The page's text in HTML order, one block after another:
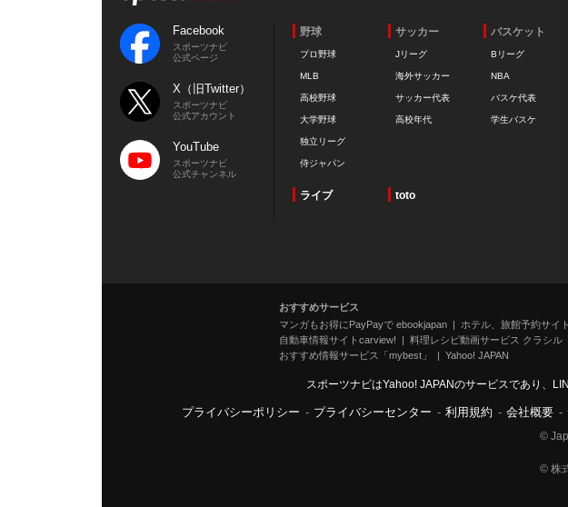
Facebook
スポーツナビ
公式ページ
X（旧Twitter）
スポーツナビ
公式アカウント
YouTube
スポーツナビ
公式チャンネル
野球
プロ野球
MLB
高校野球
大学野球
独立リーグ
侍ジャパン
サッカー
Jリーグ
海外サッカー
サッカー代表
高校年代
バスケット
Bリーグ
NBA
バスケ代表
学生バスケ
ライブ toto
おすすめサービス
マンガもお得にPayPayで ebookjapan
ホテル、旅館予約サ
自動車情報サイトcarview!
料理レシピ動画サービス クラシル
おすすめ情報サービス「mybest」
Yahoo! JAPAN
スポーツナビはYahoo! JAPANのサービスであり、
プライバシーポリシー - プライバシーセンター - 利用規約 - 会社概要 -
©
© 株